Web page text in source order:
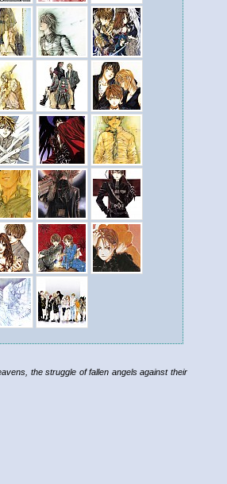
the struggle of fallen angels against their